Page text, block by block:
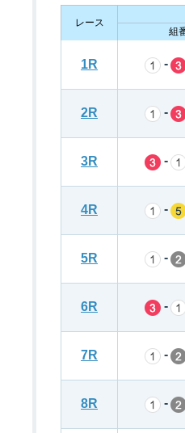
今節出場選手のマル得情報
レース
組
1R -
2R -
3R -
4R -
5R -
6R -
7R -
8R -